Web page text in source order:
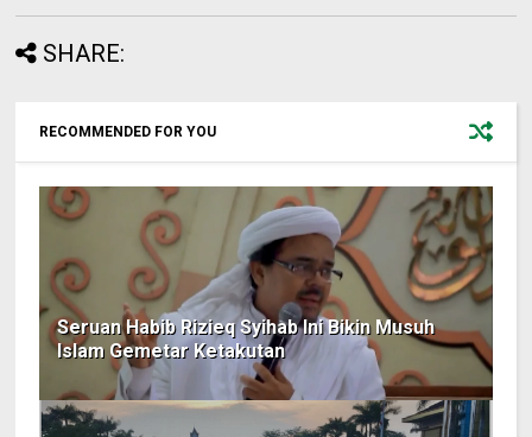
SHARE:
RECOMMENDED FOR YOU
Seruan Habib Rizieq Syihab Ini Bikin Musuh
Islam Gemetar Ketakutan